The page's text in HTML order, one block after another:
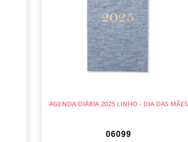
AGENDA DIÁRIA 2025 LINHO - DIA DAS MÃES
06099